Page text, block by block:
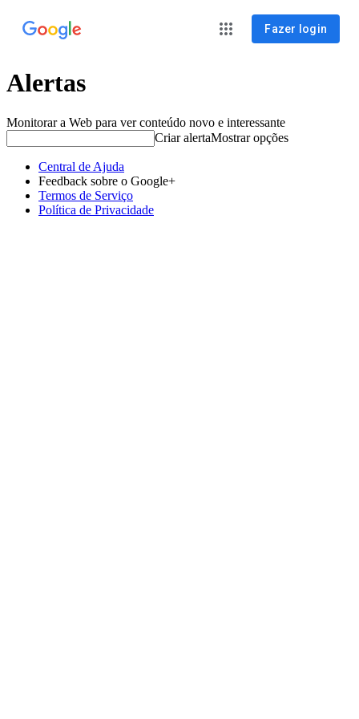
Fazer login
Alertas
Monitorar a Web para ver conteúdo novo e interessante
Criar alertaMostrar opções
Central de Ajuda
Feedback sobre o Google+
Termos de Serviço
Política de Privacidade